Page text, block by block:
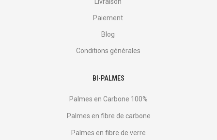
Paiement
Blog
Conditions générales
BI-PALMES
Palmes en Carbone 100%
Palmes en fibre de carbone
Palmes en fibre de verre